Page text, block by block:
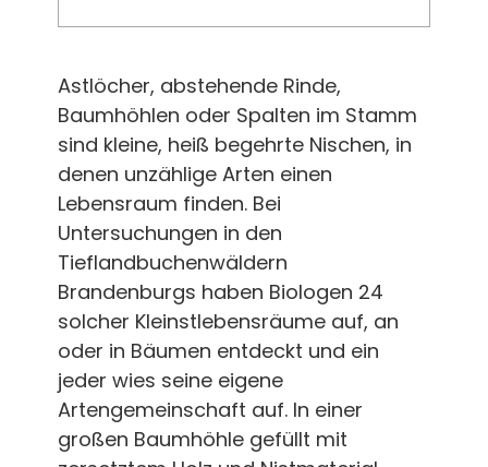
Astlöcher, abstehende Rinde,
Baumhöhlen oder Spalten im Stamm
sind kleine, heiß begehrte Nischen, in
denen unzählige Arten einen
Lebensraum finden. Bei
Untersuchungen in den
Tieflandbuchenwäldern
Brandenburgs haben Biologen 24
solcher Kleinstlebensräume auf, an
oder in Bäumen entdeckt und ein
jeder wies seine eigene
Artengemeinschaft auf. In einer
großen Baumhöhle gefüllt mit